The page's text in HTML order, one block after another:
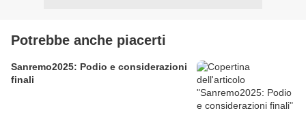
Potrebbe anche piacerti
Sanremo2025: Podio e considerazioni
finali